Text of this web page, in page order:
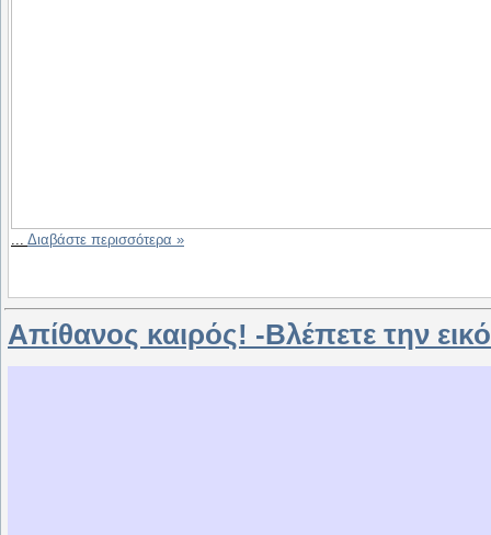
... Διαβάστε περισσότερα »
Απίθανος καιρός! -Βλέπετε την